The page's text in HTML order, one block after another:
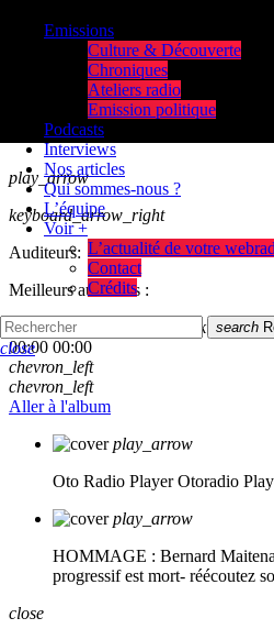
play_arrow
keyboard_arrow_right
Auditeurs:
Meilleurs auditeurs :
skip_previous
skip_next
00:00 00:00
chevron_left
chevron_left
Aller à l'album
play_arrow
Oto Radio Player Otoradio
play_arrow
HOMMAGE : Bernard
progressif est mort- réécoutez
Emissions
Culture & Découverte
Chroniques
Ateliers radio
Emission politique
Podcasts
Interviews
Nos articles
Qui sommes-nous ?
L’équipe
Voir +
L’actualité de votre
Contact
Crédits
search
close
close